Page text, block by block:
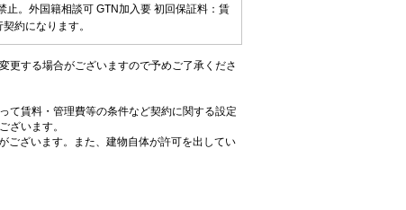
。外国籍相談可 GTN加入要 初回保証料：賃
約になります。
更する場合がございますので予めご了承くださ
て賃料・管理費等の条件など契約に関する設定
ざいます。
ございます。また、建物自体が許可を出してい